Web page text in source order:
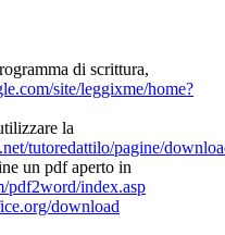
di scrittura,
site/leggixme/home?
la
tutoredattilo/pagine/
un pdf aperto in
pdf2word/index.asp
download